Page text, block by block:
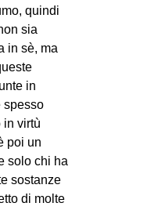
quindi
sia
in sè, ma
in
spesso
in virtù
poi un
solo chi ha
sostanze
di molte